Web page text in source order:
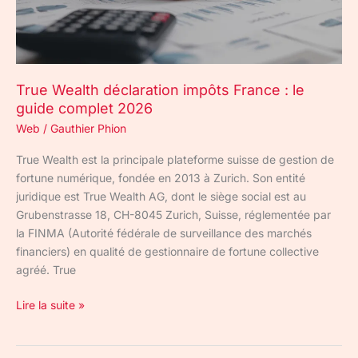
True Wealth déclaration impôts France : le
guide complet 2026
Web / Gauthier Phion
True Wealth est la principale plateforme suisse de gestion de
fortune numérique, fondée en 2013 à Zurich. Son entité
juridique est True Wealth AG, dont le siège social est au
Grubenstrasse 18, CH-8045 Zurich, Suisse, réglementée par
la FINMA (Autorité fédérale de surveillance des marchés
financiers) en qualité de gestionnaire de fortune collective
agréé. True
guide
complet
2026
Lire la suite »